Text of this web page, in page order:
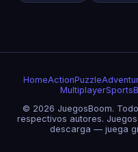
HomeActionPuzzle
MultiplayerSports
© 2026 JuegosBoom.
respectivos autores.
descarga — juega